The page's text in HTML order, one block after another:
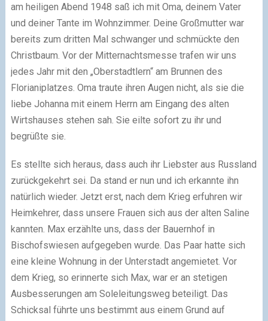
am heiligen Abend 1948 saß ich mit Oma, deinem Vater
und deiner Tante im Wohnzimmer. Deine Großmutter war
bereits zum dritten Mal schwanger und schmückte den
Christbaum. Vor der Mitternachtsmesse trafen wir uns
jedes Jahr mit den „Oberstadtlern“ am Brunnen des
Florianiplatzes. Oma traute ihren Augen nicht, als sie die
liebe Johanna mit einem Herrn am Eingang des alten
Wirtshauses stehen sah. Sie eilte sofort zu ihr und
begrüßte sie.
Es stellte sich heraus, dass auch ihr Liebster aus Russland
zurückgekehrt sei. Da stand er nun und ich erkannte ihn
natürlich wieder. Jetzt erst, nach dem Krieg erfuhren wir
Heimkehrer, dass unsere Frauen sich aus der alten Saline
kannten. Max erzählte uns, dass der Bauernhof in
Bischofswiesen aufgegeben wurde. Das Paar hatte sich
eine kleine Wohnung in der Unterstadt angemietet. Vor
dem Krieg, so erinnerte sich Max, war er an stetigen
Ausbesserungen am Soleleitungsweg beteiligt. Das
Schicksal führte uns bestimmt aus einem Grund auf